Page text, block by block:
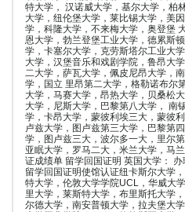
特大学， 汉诺威大学，基尔大学，柏
大学，纽伦堡大学，莱比锡大学，美
学，科隆大学，不来梅大学，奥登堡
恩大学，勃兰登堡工业大学，德累斯
学，卡塞尔大学，克劳斯塔尔工业大
大学，汉堡音乐和戏剧学院，鲁昂大
二大学，萨瓦大学，佩皮尼昂大学，
学，国立 里昂第二大学，格勒诺布尔
大学，马赛大学，昂热大学，贝桑松
大学，尼斯大学，巴黎第八大学， 南
学，卡昂大学，蒙彼利埃三大，蒙彼
卢兹大学，图卢兹第三大学，巴黎第
学，图卢兹三大，波尔多一大，里尔
亚眠大学，罗马二大，米兰大学，马
证成绩单 留学回国证明 英国大学：
留学回国证明使馆认证纽卡斯尔大学
特大学，伦敦大学学院UCL，华威大
里大学，莱斯特大学，布里斯托大学
尔德大学，南安普顿大学，拉夫堡大